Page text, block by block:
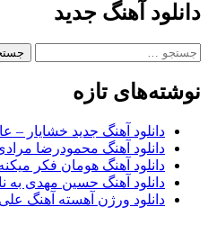
دانلود آهنگ جدید
جستجو
نوشته‌های تازه
دانلود آهنگ جدید خشایار –
دانلود آهنگ محمودرضا
دانلود آهنگ هومان فکر
دانلود آهنگ حسین مهدی به
دانلود ورژن آهسته آهنگ